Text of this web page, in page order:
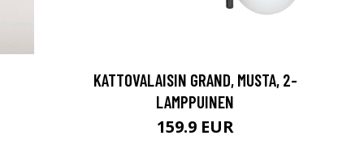
KATTOVALAISIN GRAND, MUSTA, 2-
LAMPPUINEN
159.9 EUR